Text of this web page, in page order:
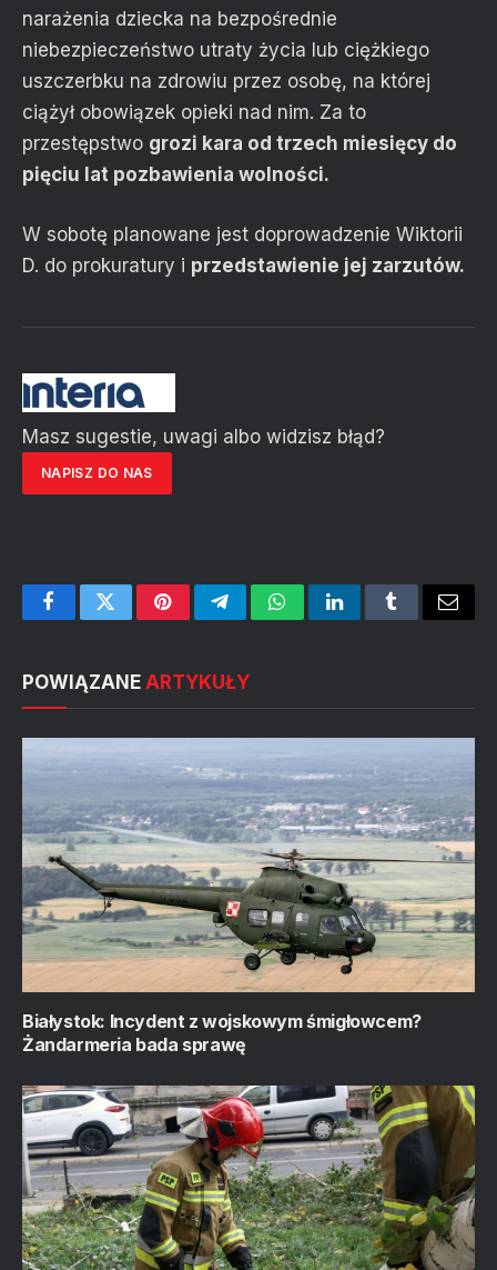
narażenia dziecka na bezpośrednie
niebezpieczeństwo utraty życia lub ciężkiego
uszczerbku na zdrowiu przez osobę, na której
ciążył obowiązek opieki nad nim. Za to
przestępstwo grozi kara od trzech miesięcy do
pięciu lat pozbawienia wolności.
W sobotę planowane jest doprowadzenie Wiktorii
D. do prokuratury i przedstawienie jej zarzutów.
Masz sugestie, uwagi albo widzisz błąd?
NAPISZ DO NAS
FacebookTwitterPinterestTelegramWhatsAppLinkedInTumblrEmail
POWIĄZANE ARTYKUŁY
Białystok: Incydent z wojskowym śmigłowcem?
Żandarmeria bada sprawę